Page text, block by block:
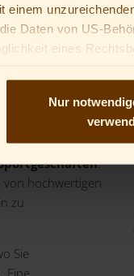
einem
Daten von US-
eines
Nur
haben,
.
von hochwertigen
zu
Sie
Eine